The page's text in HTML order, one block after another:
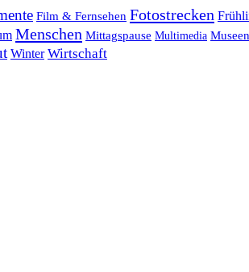
Film & Fernsehen Fotostrecken
Menschen Mittagspause Multimedia Museen
Winter Wirtschaft